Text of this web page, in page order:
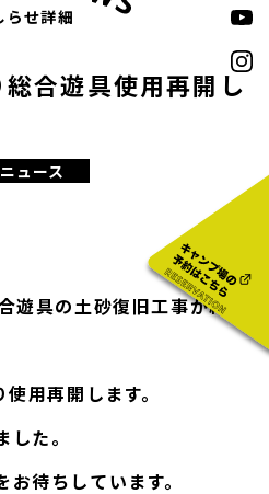
らせ詳細
合遊具使用再開し
ニュース
遊具の土砂復旧工事が終
用再開します。
た。
待ちしています。